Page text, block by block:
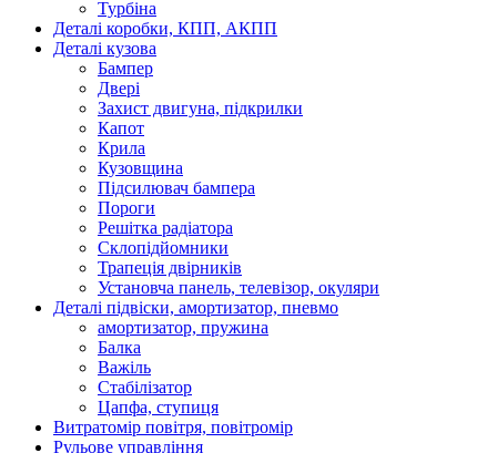
Турбіна
Деталі коробки, КПП, АКПП
Деталі кузова
Бампер
Двері
Захист двигуна, підкрилки
Капот
Крила
Кузовщина
Підсилювач бампера
Пороги
Решітка радіатора
Склопідйомники
Трапеція двірників
Установча панель, телевізор, окуляри
Деталі підвіски, амортизатор, пневмо
амортизатор, пружина
Балка
Важіль
Стабілізатор
Цапфа, ступиця
Витратомір повітря, повітромір
Рульове управління